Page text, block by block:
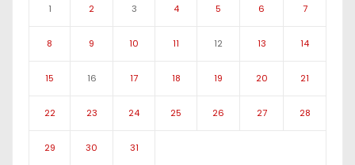
1 2 3 4 5 6 7
8 9 10 11 12 13 14
15 16 17 18 19 20 21
22 23 24 25 26 27 28
29 30 31